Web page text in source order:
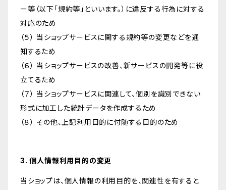
ー等（以下「規約等」といいます。）に違反する行為に対する
対応のため
（５） 当ショップサービスに関する規約等の変更などを通
知するため
（６） 当ショップサービスの改善、新サービスの開発等に役
立てるため
（７） 当ショップサービスに関連して、個別を識別できない
形式に加工した統計データを作成するため
（８） その他、上記利用目的に付随する目的のため
3. 個人情報利用目的の変更
当ショップは、個人情報の利用目的を、関連性を有すると